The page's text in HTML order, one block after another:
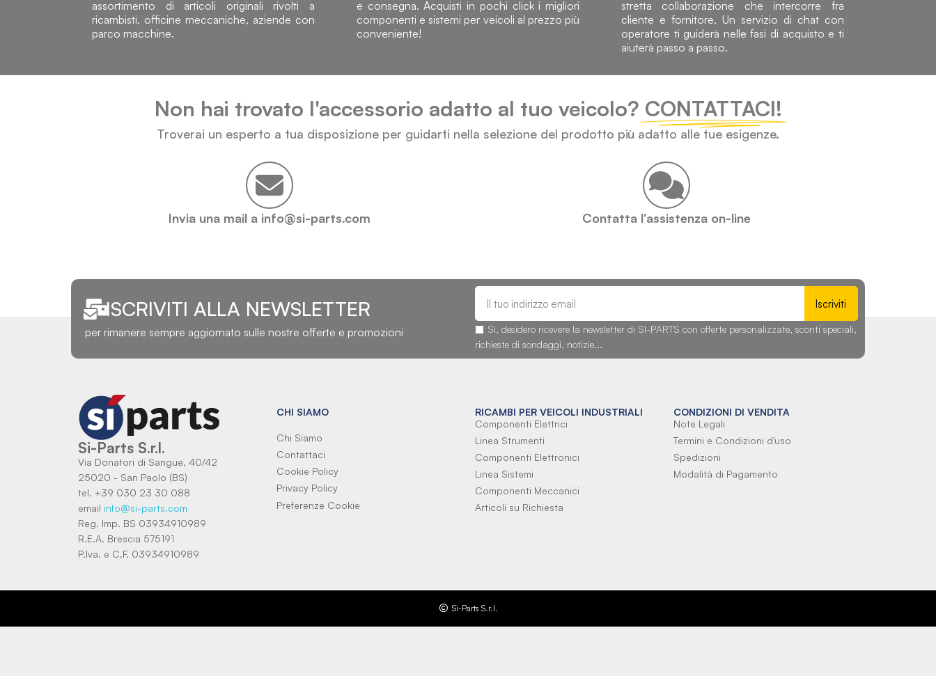
assortimento di articoli originali rivolti a
ricambisti, officine meccaniche, aziende con
parco macchine.
e consegna. Acquisti in pochi click i migliori
componenti e sistemi per veicoli al prezzo più
conveniente!
stretta collaborazione che intercorre fra
cliente e fornitore. Un servizio di chat con
operatore ti guiderà nelle fasi di acquisto e ti
aiuterà passo a passo.
Non hai trovato l'accessorio adatto al tuo veicolo? CONTATTACI!
Troverai un esperto a tua disposizione per guidarti nella selezione del prodotto più adatto alle tue esigenze.
Invia una mail a info@si-parts.com Contatta l'assistenza on-line
ISCRIVITI ALLA NEWSLETTER
per rimanere sempre aggiornato sulle nostre offerte e promozioni
Iscriviti
Sì, desidero ricevere la newsletter di SI-PARTS con offerte personalizzate, sconti speciali,
richieste di sondaggi, notizie...
Si-Parts S.r.l.
Via Donatori di Sangue, 40/42
25020 - San Paolo (BS)
tel. +39 030 23 30 088
email info@si-parts.com
Reg. Imp. BS 03934910989
R.E.A. Brescia 575191
P.Iva. e C.F. 03934910989
CHI SIAMO
Chi Siamo
Contattaci
Cookie Policy
Privacy Policy
Preferenze Cookie
RICAMBI PER VEICOLI INDUSTRIALI
Componenti Elettrici
Linea Strumenti
Componenti Elettronici
Linea Sistemi
Componenti Meccanici
Articoli su Richiesta
CONDIZIONI DI VENDITA
Note Legali
Termini e Condizioni d'uso
Spedizioni
Modalità di Pagamento
Si-Parts S.r.l.